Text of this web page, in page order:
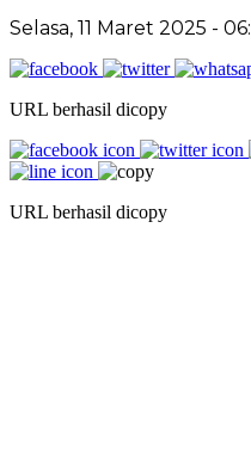
Selasa, 11 Maret 2025 -
URL berhasil dicopy
URL berhasil dicopy